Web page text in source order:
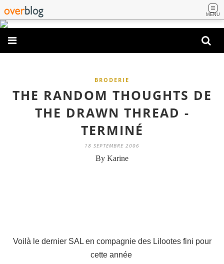
MENU
BRODERIE
THE RANDOM THOUGHTS DE
THE DRAWN THREAD -
TERMINÉ
18 SEPTEMBRE 2006
By Karine
Voilà le dernier SAL en compagnie des Lilootes fini pour
cette année